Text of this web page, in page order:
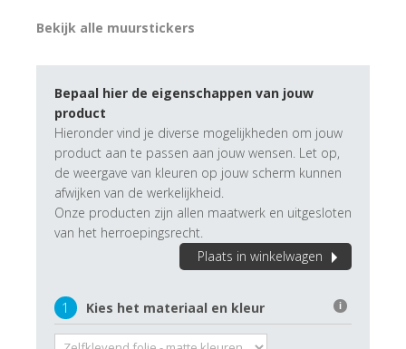
Bekijk alle muurstickers
Bepaal hier de eigenschappen van jouw
product
Hieronder vind je diverse mogelijkheden om jouw
product aan te passen aan jouw wensen. Let op,
de weergave van kleuren op jouw scherm kunnen
afwijken van de werkelijkheid.
Onze producten zijn allen maatwerk en uitgesloten
van het herroepingsrecht.
Plaats in winkelwagen
1 Kies het materiaal en kleur i